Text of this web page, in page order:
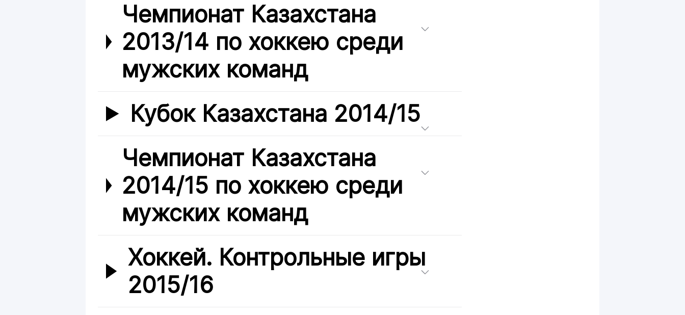
Чемпионат Казахстана
2013/14 по хоккею среди
мужских команд
Кубок Казахстана 2014/15
Чемпионат Казахстана
2014/15 по хоккею среди
мужских команд
Хоккей. Контрольные игры
2015/16